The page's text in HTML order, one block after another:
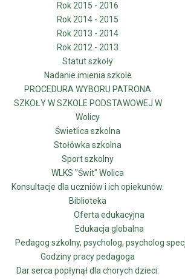
Rok 2015 - 2016
Rok 2014 - 2015
Rok 2013 - 2014
Rok 2012 - 2013
Statut szkoły
Nadanie imienia szkole
PROCEDURA WYBORU PATRONA
SZKOŁY W SZKOLE PODSTAWOWEJ W
Wolicy
Świetlica szkolna
Stołówka szkolna
Sport szkolny
WLKS "Świt" Wolica
Konsultacje dla uczniów i ich opiekunów.
Biblioteka
Oferta edukacyjna
Edukacja globalna
Pedagog szkolny, psycholog, psycholog
Godziny pracy pedagoga
Dar serca popłynął dla chorych dzieci.
Uczniowie
Rodzice
Nauczyciele
Jesteś tutaj: Strona główna
Wyjątkowa wizyta